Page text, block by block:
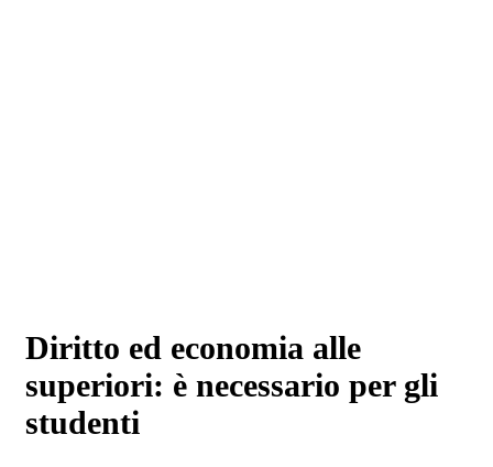
Diritto ed economia alle
superiori: è necessario per gli
studenti